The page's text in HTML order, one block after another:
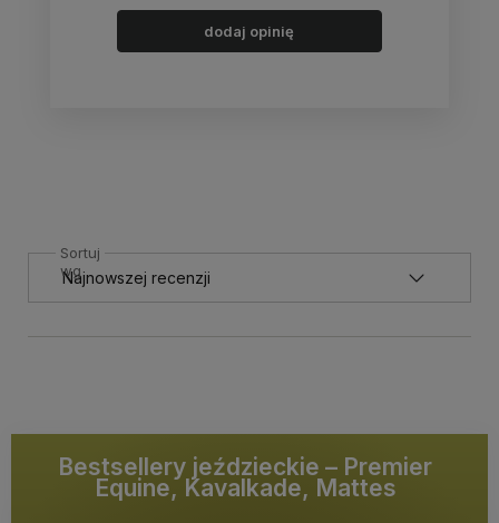
dodaj opinię
Sortuj
wg
Bestsellery jeździeckie – Premier
Equine, Kavalkade, Mattes